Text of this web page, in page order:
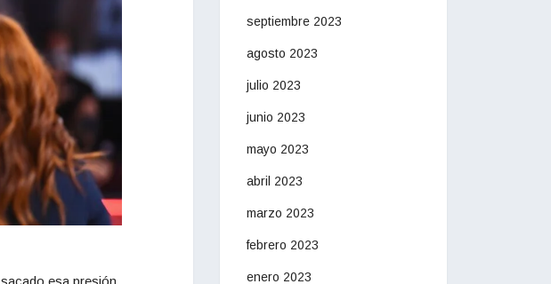
esa presión
septiembre 2023
agosto 2023
julio 2023
junio 2023
mayo 2023
abril 2023
marzo 2023
febrero 2023
enero 2023